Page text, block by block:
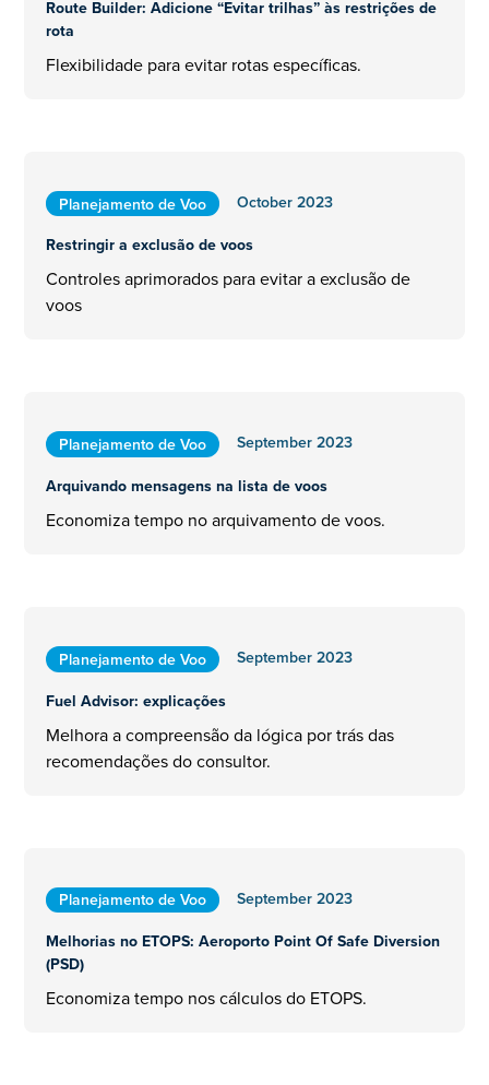
Route Builder: Adicione “Evitar trilhas” às restrições de
rota
Flexibilidade para evitar rotas específicas.
Planejamento de Voo
October 2023
Restringir a exclusão de voos
Controles aprimorados para evitar a exclusão de
voos
Planejamento de Voo
September 2023
Arquivando mensagens na lista de voos
Economiza tempo no arquivamento de voos.
Planejamento de Voo
September 2023
Fuel Advisor: explicações
Melhora a compreensão da lógica por trás das
recomendações do consultor.
Planejamento de Voo
September 2023
Melhorias no ETOPS: Aeroporto Point Of Safe Diversion
(PSD)
Economiza tempo nos cálculos do ETOPS.